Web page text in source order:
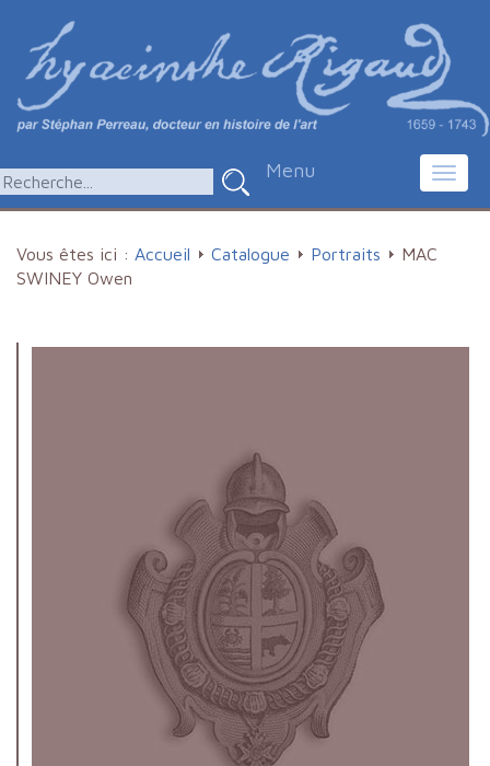
Menu
Vous êtes ici : Accueil Catalogue Portraits
MAC
SWINEY Owen